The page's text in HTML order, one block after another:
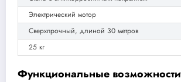
Электрический мотор
Сверхпрочный, длиной 30 метров
25 кг
Функциональные возможности